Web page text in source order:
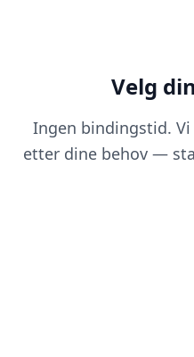
Velg
Ingen bindingstid.
etter dine behov —